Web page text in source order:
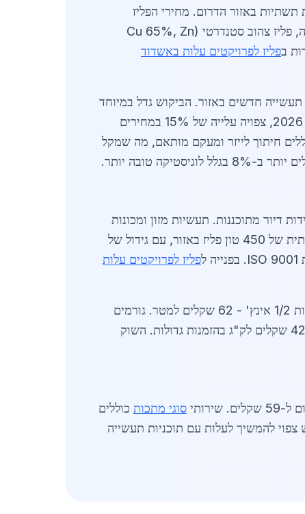
בגלל התפתחות תשתיות באזור הדרום. מחירי הפליז
לפרויקטים עלות בקריית מלאכי נעים בין 45 ל-65 שקלים לק"ג, תלוי בעובי, סוג הסגסוגת ורמת הגימור. לדוגמה, פליז צהוב סטנדרטי (Cu 65%, Zn
פליז לפרויקטים עלות באשדוד
עלות בקריית מלאכי מושפע מפרויקטים ממשלתיים גדולים, כגון הרחבת כביש 6 ומפעלי תעשייה חדשים באזור. הביקוש גדל במיוחד
בתחומי צנרת, ריהוט חוץ ורכיבים מכניים, כאשר יבוא מפלדה אירופאית וטורקיה מהווה 40% מההיצע. בשנת 2026, צפויה עלייה של 15% במחירים
חיתוך לייזר ומעקם מותאם, מה שמקל
טובה יותר.
לפרויקטים עלות בקריית מלאכי זינק ב-2026 בעקבות פרויקטי מגורים חדשים, עם כ-1,200 יחידות דיור מתוכננות. תעשיות מזון ומכונות
באזור, כולל מפעלי אריזה, משתמשות בפליז לעמידות בפני קורוזיה. נתוני לשכת המסחר מצביעים על צריכה שנתית של 450 טון פליז באזור, עם גידול של
פליז לפרויקטים עלות
מחירים מפורטים: לוחות פליז 1 מ"מ עובי - 48 שקלים לק"ג; מוטות עגולים 20 מ"מ - 55 שקלים לק"ג; צינורות 1/2 אינץ' - 62 שקלים למטר. גורמים
המשפיעים: תנודות מט"ח, עלויות אנרגיה ותקנות סביבתיות. לקוחות מוסדיים נהנים ממחירים נמוכים יותר, כ-42 שקלים לק"ג בהזמנות גדולות. השוק
סוגי מתכות כוללים
להמשיך לעלות עם תוכניות תעשייה